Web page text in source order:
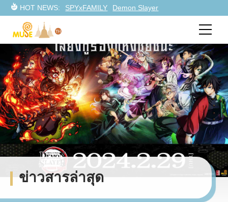
HOT NEWS: SPYxFAMILY Demon Slayer
ข่าวสารล่าสุด